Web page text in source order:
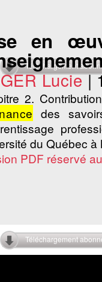
Téléchargement
en
Lucie |
2.
des
du Québec à
PDF réservé
Téléchargement